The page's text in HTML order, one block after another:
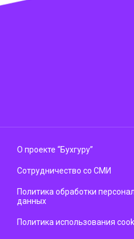
О проекте “Бухгуру”
Сотрудничество со СМИ
Политика обработки
данных
Политика использования